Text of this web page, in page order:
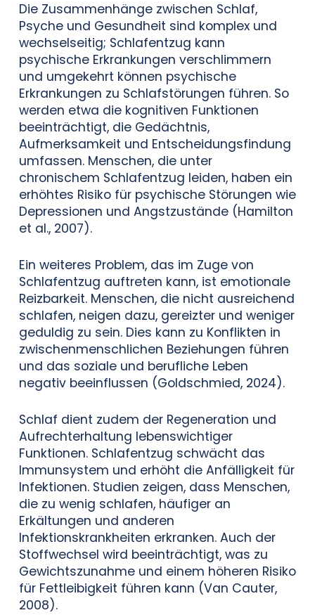
Die Zusammenhänge zwischen Schlaf,
Psyche und Gesundheit sind komplex und
wechselseitig; Schlafentzug kann
psychische Erkrankungen verschlimmern
und umgekehrt können psychische
Erkrankungen zu Schlafstörungen führen. So
werden etwa die kognitiven Funktionen
beeinträchtigt, die Gedächtnis,
Aufmerksamkeit und Entscheidungsfindung
umfassen. Menschen, die unter
chronischem Schlafentzug leiden, haben ein
erhöhtes Risiko für psychische Störungen wie
Depressionen und Angstzustände (Hamilton
et al., 2007).
Ein weiteres Problem, das im Zuge von
Schlafentzug auftreten kann, ist emotionale
Reizbarkeit. Menschen, die nicht ausreichend
schlafen, neigen dazu, gereizter und weniger
geduldig zu sein. Dies kann zu Konflikten in
zwischenmenschlichen Beziehungen führen
und das soziale und berufliche Leben
negativ beeinflussen (Goldschmied, 2024).
Schlaf dient zudem der Regeneration und
Aufrechterhaltung lebenswichtiger
Funktionen. Schlafentzug schwächt das
Immunsystem und erhöht die Anfälligkeit für
Infektionen. Studien zeigen, dass Menschen,
die zu wenig schlafen, häufiger an
Erkältungen und anderen
Infektionskrankheiten erkranken. Auch der
Stoffwechsel wird beeinträchtigt, was zu
Gewichtszunahme und einem höheren Risiko
für Fettleibigkeit führen kann (Van Cauter,
2008).